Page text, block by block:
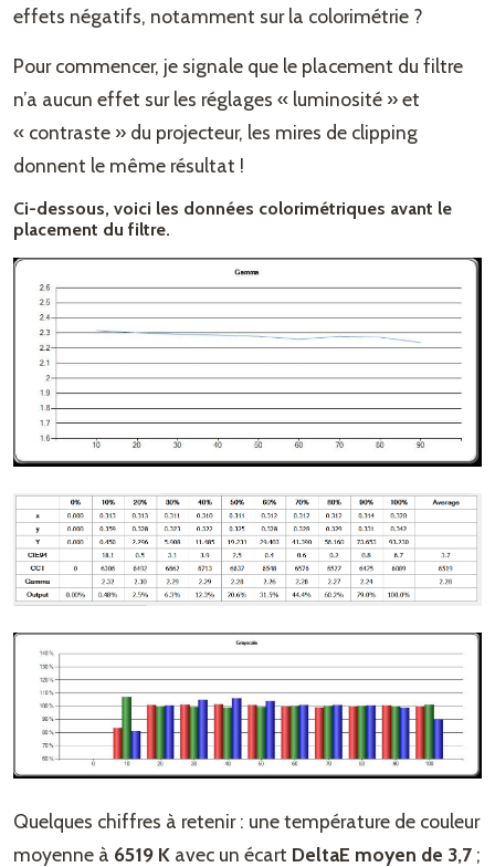
effets négatifs, notamment sur la colorimétrie ?
Pour commencer, je signale que le placement du filtre
n’a aucun effet sur les réglages « luminosité » et
« contraste » du projecteur, les mires de clipping
donnent le même résultat !
Ci-dessous, voici les données colorimétriques avant le
placement du filtre.
Quelques chiffres à retenir : une température de couleur
moyenne à 6519 K avec un écart DeltaE moyen de 3,7 ;